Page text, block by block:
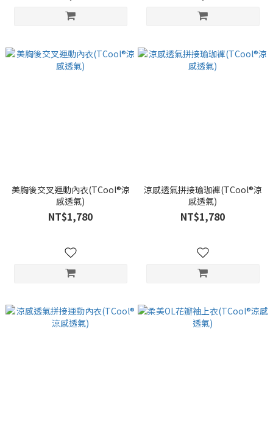
美胸後交叉運動內衣(TCool®涼
感透氣)
NT$1,780
涼感透氣拼接瑜珈褲(TCool®涼
感透氣)
NT$1,780